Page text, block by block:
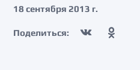
18 сентября 2013 г.
Поделиться: